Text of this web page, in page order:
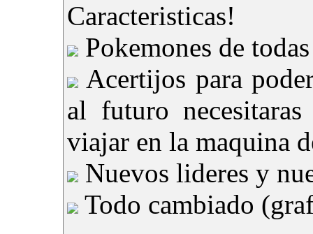
Caracteristicas!
Pokemones de
Acertijos para
al futuro
viajar en la maquina
Nuevos lideres y
Todo cambiado